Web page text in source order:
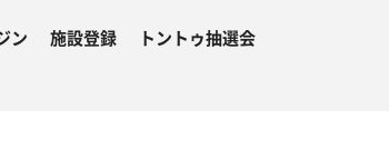
ン 施設登録 トントゥ抽選会